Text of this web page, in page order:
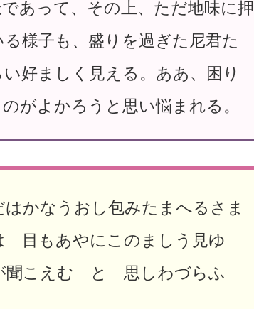
あって、その上、ただ地味に押
様子も、盛りを過ぎた尼君た
好ましく見える。ああ、困り
がよかろうと思い悩まれる。
かなうおし包みたまへるさま
目もあやにこのましう見ゆ
こえむ と 思しわづらふ